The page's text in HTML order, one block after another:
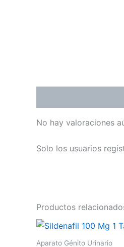
No hay valoraciones
Solo los usuarios
Productos
Aparato Génito Urinario